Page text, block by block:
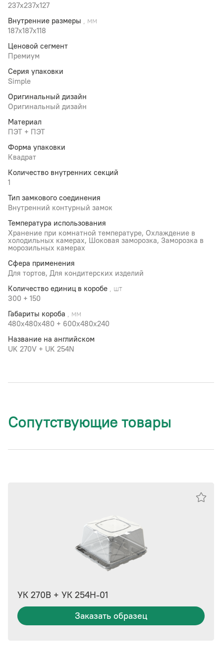
237x237x127
Внутренние размеры , мм
187x187x118
Ценовой сегмент
Премиум
Серия упаковки
Simple
Оригинальный дизайн
Оригинальный дизайн
Материал
ПЭТ + ПЭТ
Форма упаковки
Квадрат
Количество внутренних секций
1
Тип замкового соединения
Внутренний контурный замок
Температура использования
Хранение при комнатной температуре, Охлаждение в
холодильных камерах, Шоковая заморозка, Заморозка в
морозильных камерах
Сфера применения
Для тортов, Для кондитерских изделий
Количество единиц в коробе , шт
300 + 150
Габариты короба , мм
480х480х480 + 600x480x240
Название на английском
UK 270V + UK 254N
Сопутствующие товары
УК 270В + УК 254Н-01
Заказать образец